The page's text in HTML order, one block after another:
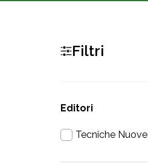
Filtri
Editori
Tecniche Nuove